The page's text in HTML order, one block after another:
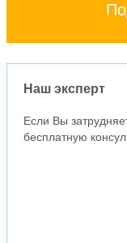
Наш эксперт
Если Вы
бесплатную